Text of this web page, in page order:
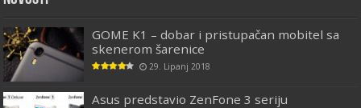
GOME K1 – dobar i pristupačan mobitel sa
skenerom šarenice
29. Lipanj 2018
Asus predstavio ZenFone 3 seriju